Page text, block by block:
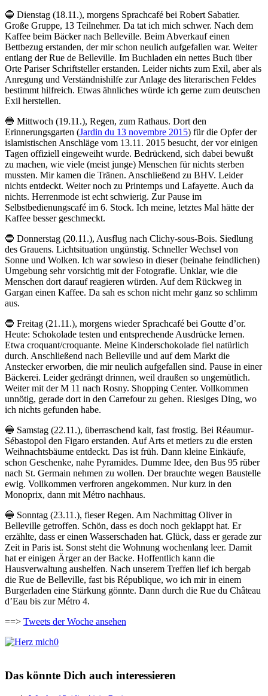
🔵 Dienstag (18.11.), morgens Sprachcafé bei Robert Sabatier.
Große Gruppe, 13 Teilnehmer. Da tat ich mich schwer. Nach dem
Kaffee beim Bäcker nach Belleville. Beim Abverkauf einen
Bettbezug erstanden, der mir schon neulich aufgefallen war. Weiter
entlang der Rue de Belleville. Im Buchladen ein nettes Buch über
Orte Pariser Schriftsteller erstanden. Leider nichts zum Exil, aber als
Anregung und Verständnishilfe zur Anlage des literarischen Feldes
bestimmt hilfreich. Etwas ähnliches würde ich gerne zum deutschen
Exil herstellen.
🔵 Mittwoch (19.11.), Regen, zum Rathaus. Dort den
Erinnerungsgarten (Jardin du 13 novembre 2015) für die Opfer der
islamistischen Anschläge vom 13.11. 2015 besucht, der vor einigen
Tagen offiziell eingeweiht wurde. Bedrückend, sich dabei bewußt
zu machen, wie viele (meist junge) Menschen für nichts sterben
mussten. Mir kamen die Tränen. Anschließend zu BHV. Leider
nichts entdeckt. Weiter noch zu Printemps und Lafayette. Auch da
nichts. Herrenmode ist echt schwierig. Zur Pause im
Selbstbedienungscafé im 6. Stock. Ich meine, letztes Mal hätte der
Kaffee besser geschmeckt.
🔵 Donnerstag (20.11.), Ausflug nach Clichy-sous-Bois. Siedlung
des Grauens. Lichtsituation ungünstig. Schneller Wechsel von
Sonne und Wolken. Ich war sowieso in dieser (beinahe feindlichen)
Umgebung sehr vorsichtig mit der Fotografie. Unklar, wie die
Menschen dort darauf reagieren würden. Auf dem Rückweg in
Gargan einen Kaffee. Da sah es schon nicht mehr ganz so schlimm
aus.
🔵 Freitag (21.11.), morgens wieder Sprachcafé bei Goutte d’or.
Heute: Schokolade testen und entsprechende Ausdrücke lernen.
Etwa croquant/croquante. Meine Kinderschokolade fiel natürlich
durch. Anschließend nach Belleville und auf dem Markt die
Anstecker erworben, die mir neulich aufgefallen sind. Pause in einer
Bäckerei. Leider gedrängt drinnen, weil draußen so ungemütlich.
Weiter mit der M 11 nach Rosny. Shopping Center. Vollkommen
unnötig, gerade dort in den Carrefour zu gehen. Riesiges Ding, wo
ich nichts gefunden habe.
🔵 Samstag (22.11.), überraschend kalt, fast frostig. Bei Réaumur-
Sébastopol den Figaro erstanden. Auf Arts et metiers zu die ersten
Weihnachtsbäume entdeckt. Das ist früh. Dann kleine Einkäufe,
schon Geschenke, nahe Pyramides. Dumme Idee, den Bus 95 rüber
nach St. Germain nehmen zu wollen. Der brauchte wegen Baustelle
ewig. Vollkommen verfroren angekommen. Nur kurz in den
Monoprix, dann mit Métro nachhaus.
🔵 Sonntag (23.11.), fieser Regen. Am Nachmittag Oliver in
Belleville getroffen. Schön, dass es doch noch geklappt hat. Er
erzählte, dass er einen Wasserschaden hat. Glück, dass er gerade zur
Zeit in Paris ist. Sonst steht die Wohnung wochenlang leer. Damit
hat er einigen Ärger an der Backe. Hoffentlich kann die
Hausverwaltung aushelfen. Nach unserem Treffen lief ich bergab
die Rue de Belleville, fast bis République, wo ich mir in einem
Burgerladen eine Stärkung gönnte. Dann durch die Rue du Château
d’Eau bis zur Métro 4.
==> Tweets der Woche ansehen
0
Das könnte Dich auch interessieren